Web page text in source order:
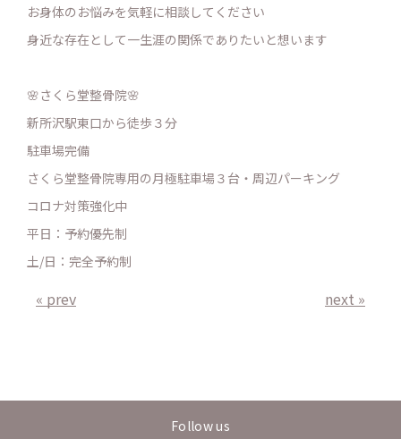
お身体のお悩みを気軽に相談してください
身近な存在として一生涯の関係でありたいと想います
🌸さくら堂整骨院🌸
新所沢駅東口から徒歩３分
駐車場完備
さくら堂整骨院専用の月極駐車場３台・周辺パーキング
コロナ対策強化中
平日：予約優先制
土/日：完全予約制
« prev next »
Follow us